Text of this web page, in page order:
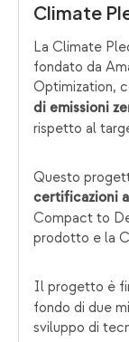
Climate
La Climate
fondato da
Optimization,
di emissioni
rispetto al
Questo
certificazioni
Compact to
prodotto e la
Il progetto è
fondo di due
sviluppo di